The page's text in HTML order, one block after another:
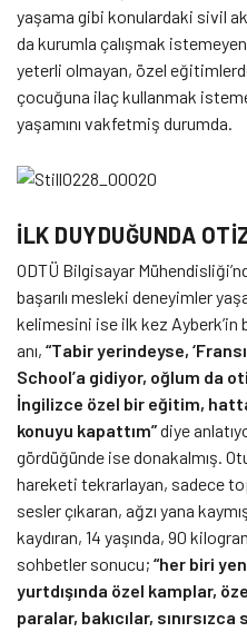
yaşama gibi konulardaki sivil
da kurumla çalışmak
yeterli olmayan, özel
çocuğuna ilaç kullanmak
yaşamını vakfetmiş durumda.
İLK DUYDUĞUNDA
ODTÜ Bilgisayar
başarılı mesleki deneyimler
kelimesini ise ilk kez Ayberk’in
anı, “Tabir yerindeyse,
School’a gidiyor, oğlum da
İngilizce özel bir eğitim,
konuyu kapattım”diye
gördüğünde ise donakalmış.
hareketi tekrarlayan, sadece
sesler çıkaran, ağzı yana
kaydıran, 14 yaşında, 90
sohbetler sonucu; “her biri
yurtdışında özel kamplar,
paralar, bakıcılar,